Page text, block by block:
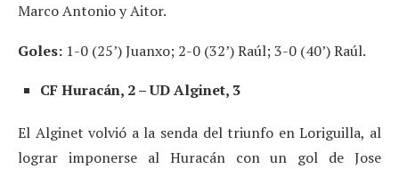
Marco Antonio y Aitor.
Goles: 1-0 (25’) Juanxo; 2-0 (32’) Raúl; 3-0 (40’) Raúl.
CF Huracán, 2 – UD Alginet, 3
El Alginet volvió a la senda del triunfo en Loriguilla, al
lograr imponerse al Huracán con un gol de Jose